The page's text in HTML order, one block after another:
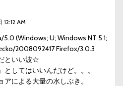
AM
5.0 (Windows; U; Windows NT 5.1;
2008092417 Firefox/3.0.3
といい波☆
としてはいいんだけど。。。
アによる大量の水しぶき。